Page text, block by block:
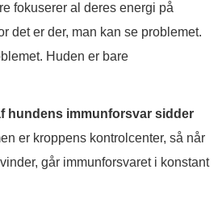
fokuserer al deres energi på
det er der, man kan se problemet.
Huden er bare
hundens immunforsvar sidder
er kroppens kontrolcenter, så når
går immunforsvaret i konstant